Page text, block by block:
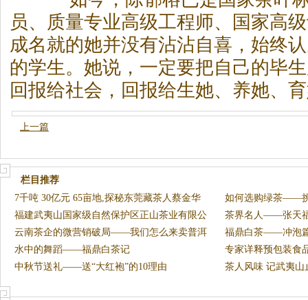
员、质量专业高级工程师、国家高
成名就的她并没有沾沾自喜，始终
的学生。她说，一定要把自己的毕
回报给社会，回报给生她、养她、
上一篇
栏目推荐
7千吨 30亿元 65亩地,探秘东莞藏茶人蔡金华
的茶
如何选购绿茶——
福建武夷山国家级自然保护区正山茶业有限公
司获
茶界名人——张天
云南茶企的微营销破局——我们怎么来卖普洱
茶？
福鼎白茶——冲泡
水中的舞蹈——福鼎白茶记
专家详释预包装食
中秋节送礼——送“大红袍”的10理由
茶人风味 记武夷山